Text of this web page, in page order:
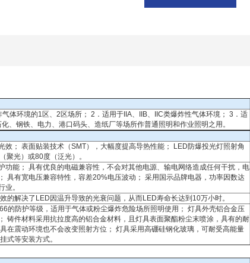
体环境的1区、2区场所； 2．适用于IIA、IIB、IIC类爆炸性气体环境； 3．适
、钢铁、电力、港口码头、造纸厂等场所作普通照明和作业照明之用。
效； 表面贴装技术（SMT），大幅度提高导热性能； LED防爆投光灯照射角
聚光）或80度（泛光）。
功能； 具有优良的电磁兼容性，不会对其他电源、输电网络造成任何干扰，电
具有宽电压兼容特性，容差20%电压波动； 采用国示品牌电器，功率因数达
业。
的解决了LED因温升导致的光衰问题，从而LED寿命长达到10万小时。
的防护等级，适用于气体或粉尘爆炸危险场所照明使用； 灯具外壳铝合金压
铸件材料采用抗拉度高的铝合金材料，且灯具表面聚酯粉尘末喷涂，具有的耐
在震动环境也不会改变照射方位； 灯具采用高硼硅钢化玻璃，可耐受高能量
式等安装方式。